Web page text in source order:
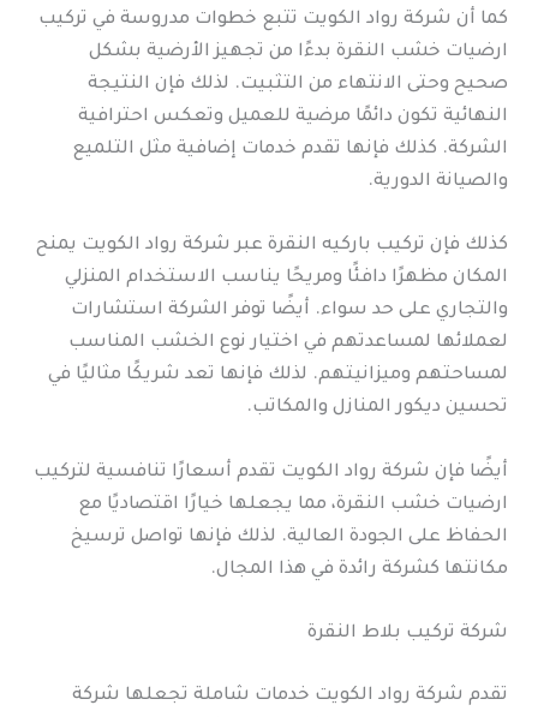
كما أن شركة رواد الكويت تتبع خطوات مدروسة في تركيب
ارضيات خشب النقرة بدءًا من تجهيز الأرضية بشكل
صحيح وحتى الانتهاء من التثبيت. لذلك فإن النتيجة
النهائية تكون دائمًا مرضية للعميل وتعكس احترافية
الشركة. كذلك فإنها تقدم خدمات إضافية مثل التلميع
والصيانة الدورية.
كذلك فإن تركيب باركيه النقرة عبر شركة رواد الكويت يمنح
المكان مظهرًا دافئًا ومريحًا يناسب الاستخدام المنزلي
والتجاري على حد سواء. أيضًا توفر الشركة استشارات
لعملائها لمساعدتهم في اختيار نوع الخشب المناسب
لمساحتهم وميزانيتهم. لذلك فإنها تعد شريكًا مثاليًا في
تحسين ديكور المنازل والمكاتب.
أيضًا فإن شركة رواد الكويت تقدم أسعارًا تنافسية لتركيب
ارضيات خشب النقرة، مما يجعلها خيارًا اقتصاديًا مع
الحفاظ على الجودة العالية. لذلك فإنها تواصل ترسيخ
مكانتها كشركة رائدة في هذا المجال.
شركة تركيب بلاط النقرة
تقدم شركة رواد الكويت خدمات شاملة تجعلها شركة